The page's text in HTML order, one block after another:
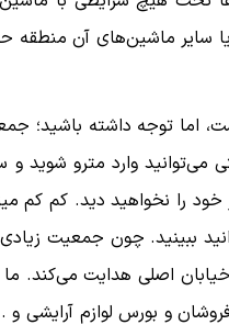
سایر ماشین‌های آن منطقه
اما توجه داشته
وارد مترو شوید
خود را نخواهید دید. کم
را نمی‌توانید ببینید. چون
اصلی هدایت می‌کند. ما
و بورس لوازم